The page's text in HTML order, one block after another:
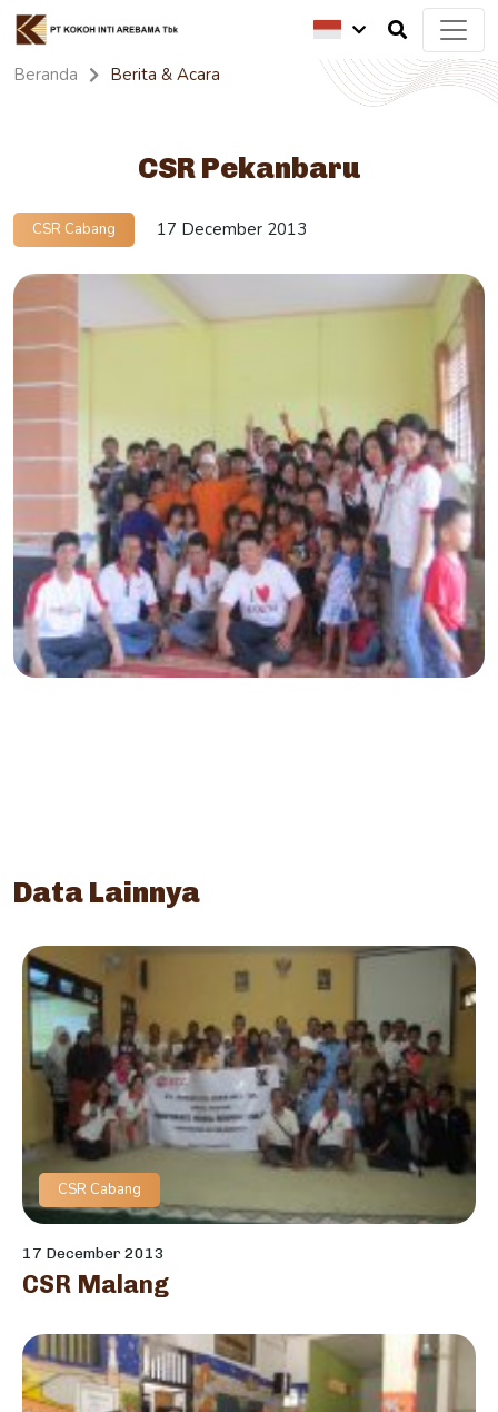
Beranda Berita & Acara
CSR Pekanbaru
CSR Cabang 17 December 2013
Data Lainnya
CSR Cabang
17 December 2013
CSR Malang